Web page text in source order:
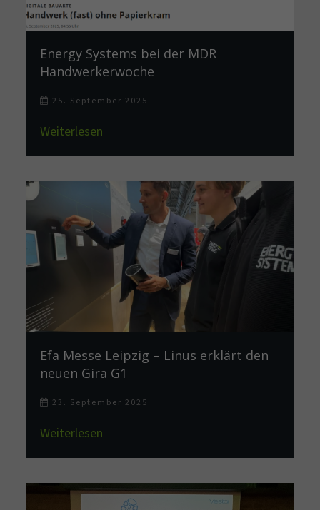
Energy Systems bei der MDR
Handwerkerwoche
25. September 2025
Weiterlesen
Efa Messe Leipzig – Linus erklärt den
neuen Gira G1
23. September 2025
Weiterlesen